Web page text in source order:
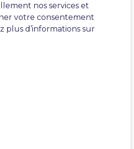
de
un serveur
propose
nos services et
votre consentement
plus d’informations sur